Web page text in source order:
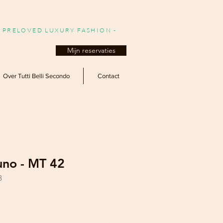
PRELOVED LUXURY FASHION -
Mijn reservaties
Over Tutti Belli Secondo Contact
- MT 42